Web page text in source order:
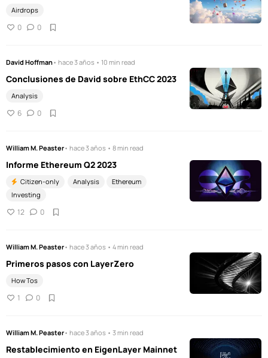
Airdrops
0 0
David Hoffman• hace 3 años • 10 min read
Conclusiones de David sobre EthCC 2023
Analysis
6 0
William M. Peaster• hace 3 años • 8 min read
Informe Ethereum Q2 2023
Citizen-only Analysis
Ethereum
Investing
12 0
William M. Peaster• hace 3 años • 4 min read
Primeros pasos con LayerZero
How Tos
1 0
William M. Peaster• hace 3 años • 3 min read
Restablecimiento en EigenLayer Mainnet